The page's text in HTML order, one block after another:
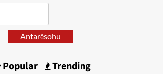
Antarësohu
Popular Trending